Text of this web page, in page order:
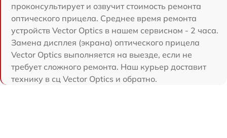
проконсультирует и озвучит стоимость ремонта
оптического прицела. Среднее время ремонта
устройств Vector Optics в нашем сервисном - 2 часа.
Замена дисплея (экрана) оптического прицела
Vector Optics выполняется на выезде, если не
требует сложного ремонта. Наш курьер доставит
технику в сц Vector Optics и обратно.